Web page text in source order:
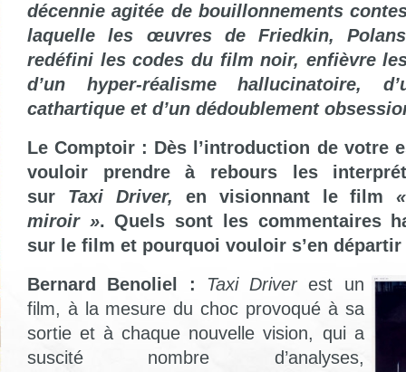
décennie agitée de bouillonnements
laquelle les œuvres de Friedkin,
redéfini les codes du film noir, enfièvre
d’un hyper-réalisme hallucinatoire,
cathartique et d’un dédoublement
Le Comptoir : Dès l’introduction de votre
vouloir prendre à rebours les
sur Taxi Driver, en visionnant le film
miroir ». Quels sont les commentaires
sur le film et pourquoi vouloir s’en départir
Bernard Benoliel :
Taxi Driverest un
film, à la mesure du choc provoqué à sa
sortie et à chaque nouvelle vision, qui a
suscité nombre d’analyses,